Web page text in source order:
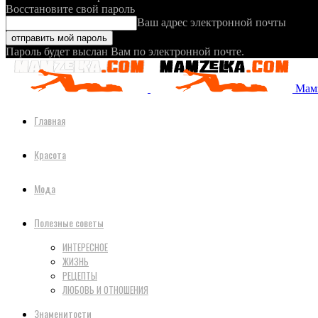
Восстановите свой пароль
Ваш адрес электронной почты
Пароль будет выслан Вам по электронной почте.
Главная
Красота
Мода
Полезные советы
ИНТЕРЕСНОЕ
ЖИЗНЬ
РЕЦЕПТЫ
ЛЮБОВЬ И ОТНОШЕНИЯ
Знаменитости